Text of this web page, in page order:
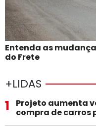
Entenda as
do Frete
+LIDAS
1
Projeto aumenta
compra de carros